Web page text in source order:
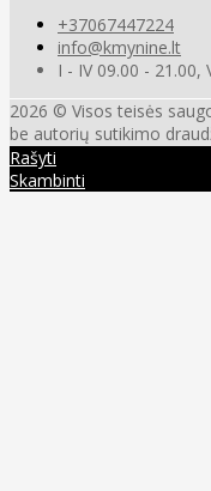
+37067447224
info@kmynine.lt
I - IV 09.00 - 21.00,
2026 © Visos teisės
be autorių sutikimo
Rašyti
Skambinti